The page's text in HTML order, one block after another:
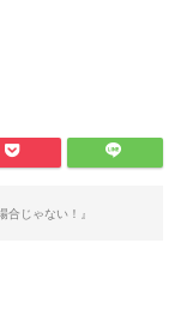
合じゃない！』